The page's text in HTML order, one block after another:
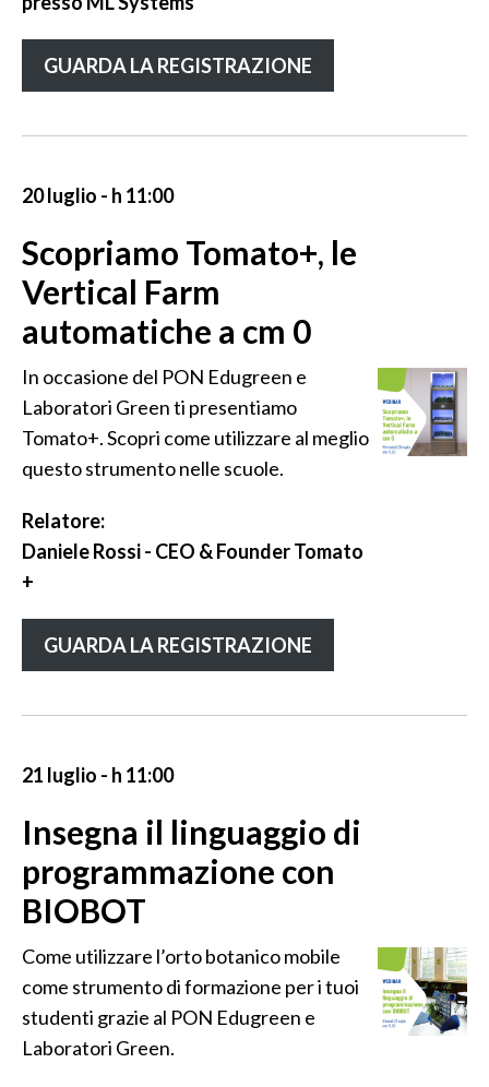
GUARDA LA REGISTRAZIONE
20 luglio - h 11:00
Scopriamo Tomato+, le
Vertical Farm
automatiche a cm 0
In occasione del PON Edugreen e
Laboratori Green ti presentiamo
Tomato+. Scopri come utilizzare al meglio
questo strumento nelle scuole.
Relatore:
Daniele Rossi - CEO & Founder Tomato
+
GUARDA LA REGISTRAZIONE
21 luglio - h 11:00
Insegna il linguaggio di
programmazione con
BIOBOT
Come utilizzare l’orto botanico mobile
come strumento di formazione per i tuoi
studenti grazie al PON Edugreen e
Laboratori Green.